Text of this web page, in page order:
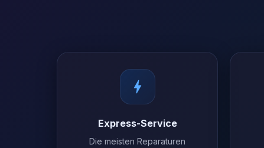
Express-Service
Die meisten Reparaturen